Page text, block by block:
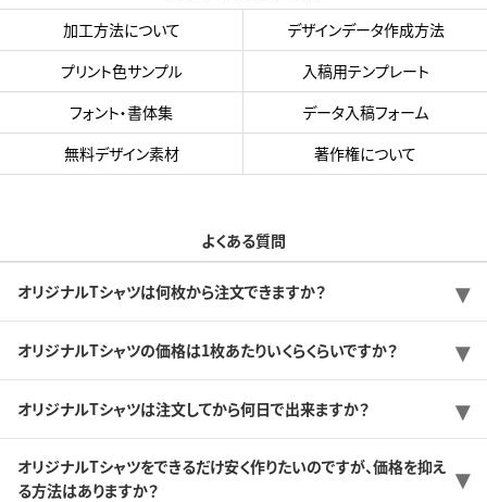
加工方法について
デザインデータ作成方法
プリント色サンプル
入稿用テンプレート
フォント・書体集
データ入稿フォーム
無料デザイン素材
著作権について
よくある質問
オリジナルTシャツは何枚から注文できますか？
オリジナルTシャツの価格は1枚あたりいくらくらいですか？
オリジナルTシャツは注文してから何日で出来ますか？
オリジナルTシャツをできるだけ安く作りたいのですが、価格を抑え
る方法はありますか？